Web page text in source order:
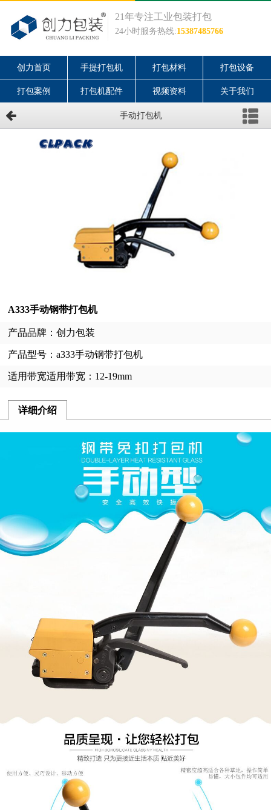
21年专注工业包装打包
24小时服务热线:15387485766
创力首页 手提打包机 打包材料 打包设备
打包案例 打包机配件 视频资料 关于我们
手动打包机
A333手动钢带打包机
产品品牌：创力包装
产品型号：a333手动钢带打包机
适用带宽适用带宽：12-19mm
详细介绍